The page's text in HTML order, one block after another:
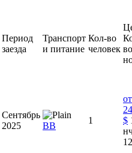
Период
заезда
Транспорт
и питание
Кол-во
человек во
Сентябрь
2025
ВВ
1
от
$